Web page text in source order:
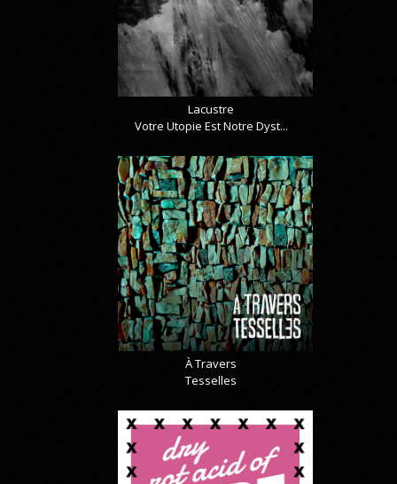
Lacustre
Votre Utopie Est Notre Dyst...
À Travers
Tesselles